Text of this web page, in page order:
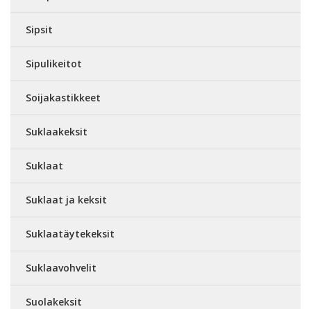
Sipsit
Sipulikeitot
Soijakastikkeet
Suklaakeksit
Suklaat
Suklaat ja keksit
Suklaatäytekeksit
Suklaavohvelit
Suolakeksit